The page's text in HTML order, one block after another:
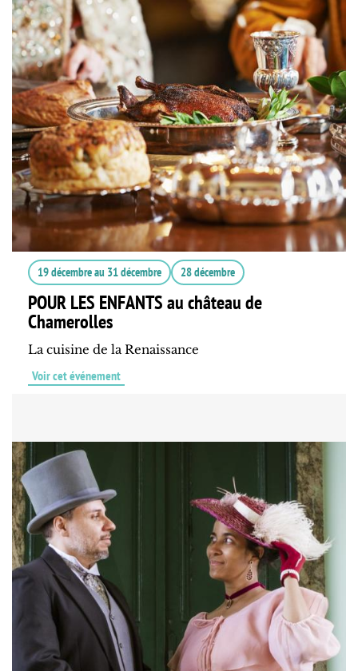
19 décembreau 31 décembre 28 décembre
POUR LES ENFANTS au château de
Chamerolles
La cuisine de la Renaissance
Voir cet événement